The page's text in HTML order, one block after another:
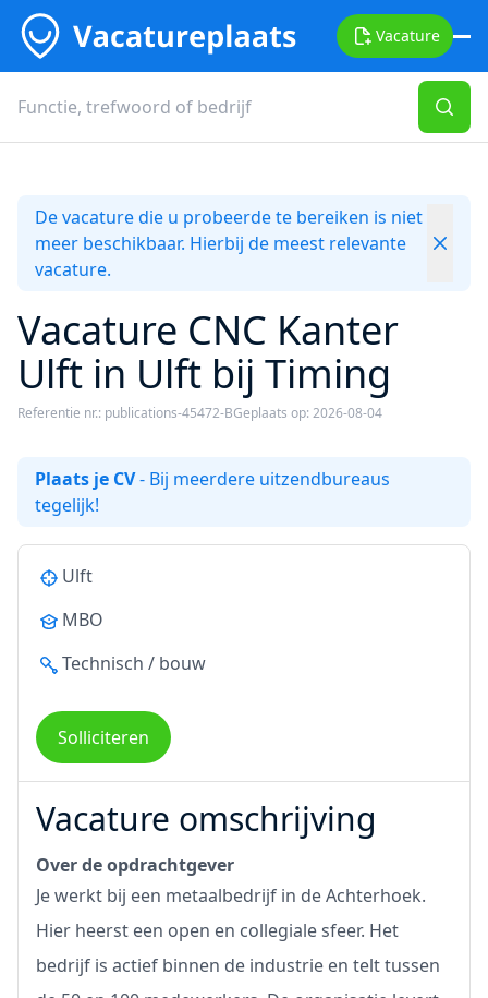
Vacature
De vacature die u probeerde te bereiken is niet
meer beschikbaar. Hierbij de meest relevante
vacature.
Vacature CNC Kanter
Ulft in Ulft bij Timing
Referentie nr.: publications-45472-BGeplaats op: 2026-08-04
Plaats je CV- Bij meerdere uitzendbureaus
tegelijk!
Ulft
MBO
Technisch / bouw
Solliciteren
Vacature omschrijving
Over de opdrachtgever
Je werkt bij een metaalbedrijf in de Achterhoek.
Hier heerst een open en collegiale sfeer. Het
bedrijf is actief binnen de industrie en telt tussen